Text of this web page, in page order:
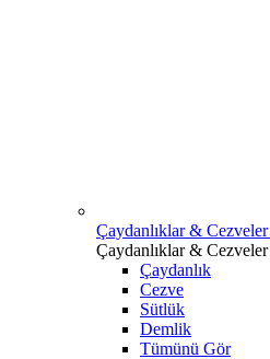
Çaydanlıklar & Cezveler
Çaydanlıklar & Cezveler
Çaydanlık
Cezve
Sütlük
Demlik
Tümünü Gör